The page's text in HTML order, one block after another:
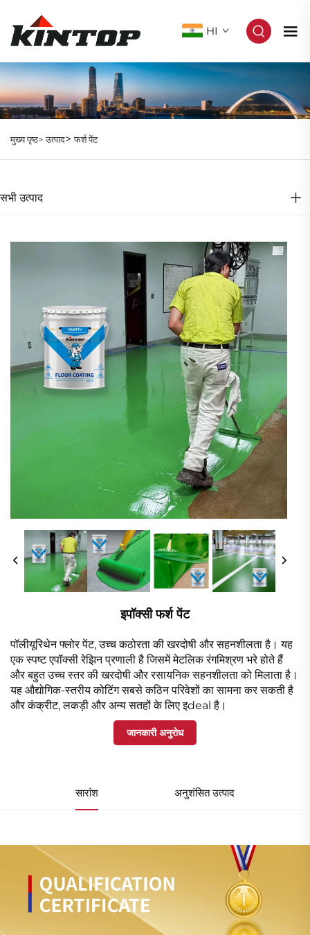
HI
मुख्य पृष्ठ> उत्पाद>फर्श पेंट
सभी उत्पाद
इपॉक्सी फर्श पेंट
पॉलीयूरिथेन फ्लोर पेंट, उच्च कठोरता की खरदोषी और सहनशीलता है। यह
एक स्पष्ट एपॉक्सी रेझिन प्रणाली है जिसमें मेटलिक रंगमिश्रण भरे होते हैं
और बहुत उच्च स्तर की खरदोषी और रसायनिक सहनशीलता को मिलाता है।
यह औद्योगिक-स्तरीय कोटिंग सबसे कठिन परिवेशों का सामना कर सकती है
और कंक्रीट, लकड़ी और अन्य सतहों के लिए इdeal है।
जानकारी अनुरोध
सारांश अनुशंसित उत्पाद